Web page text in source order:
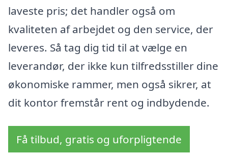
laveste pris; det handler også om
kvaliteten af arbejdet og den service, der
leveres. Så tag dig tid til at vælge en
leverandør, der ikke kun tilfredsstiller dine
økonomiske rammer, men også sikrer, at
dit kontor fremstår rent og indbydende.
Få tilbud, gratis og uforpligtende